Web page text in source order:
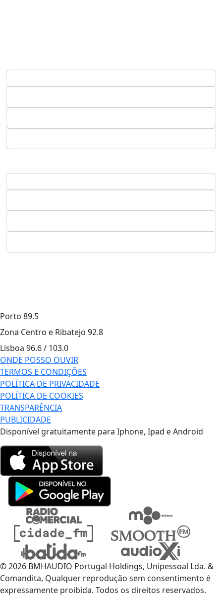
Porto 89.5
Zona Centro e Ribatejo 92.8
Lisboa 96.6 / 103.0
ONDE POSSO OUVIR
TERMOS E CONDIÇÕES
POLÍTICA DE PRIVACIDADE
POLÍTICA DE COOKIES
TRANSPARÊNCIA
PUBLICIDADE
Disponível gratuitamente para Iphone, Ipad e Android
© 2026 BMHAUDIO Portugal Holdings, Unipessoal Lda. &
Comandita, Qualquer reprodução sem consentimento é
expressamente proibida. Todos os direitos reservados.